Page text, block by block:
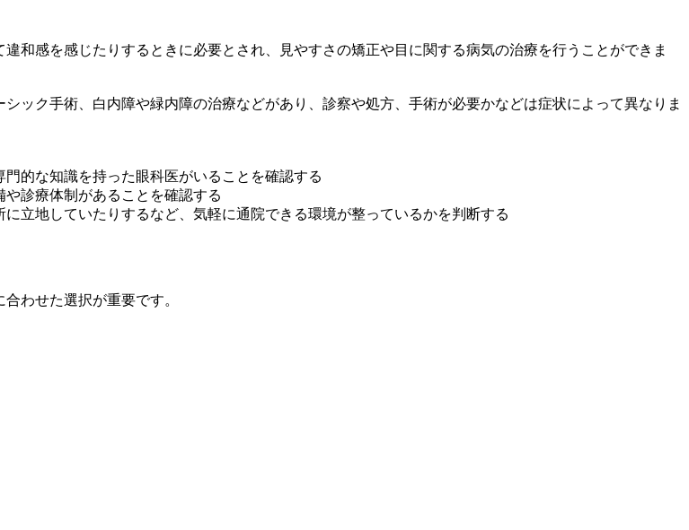
和感を感じたりするときに必要とされ、見やすさの矯正や目に関する病気の治療を行うことができま
ック手術、白内障や緑内障の治療などがあり、診察や処方、手術が必要かなどは症状によって異なりま
的な知識を持った眼科医がいることを確認する
診療体制があることを確認する
立地していたりするなど、気軽に通院できる環境が整っているかを判断する
わせた選択が重要です。